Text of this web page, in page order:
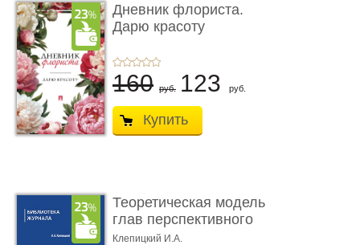
Дневник флориста.
Дарю красоту
160 руб. 123 руб.
Купить
Теоретическая модель
глав перспективного
УК о ...
Клепицкий И.А.